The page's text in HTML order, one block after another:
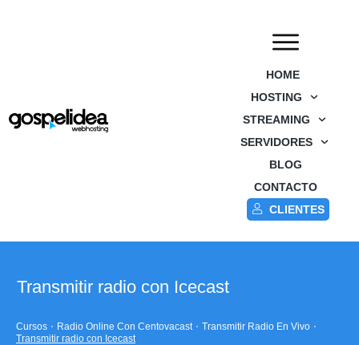
HOME
HOSTING
STREAMING
SERVIDORES
BLOG
CONTACTO
CLIENTES
Transmitir radio con Icecast
Cursos Radio Online Con Centovacast
Transmitir Radio En Vivo
Transmitir radio con Icecast